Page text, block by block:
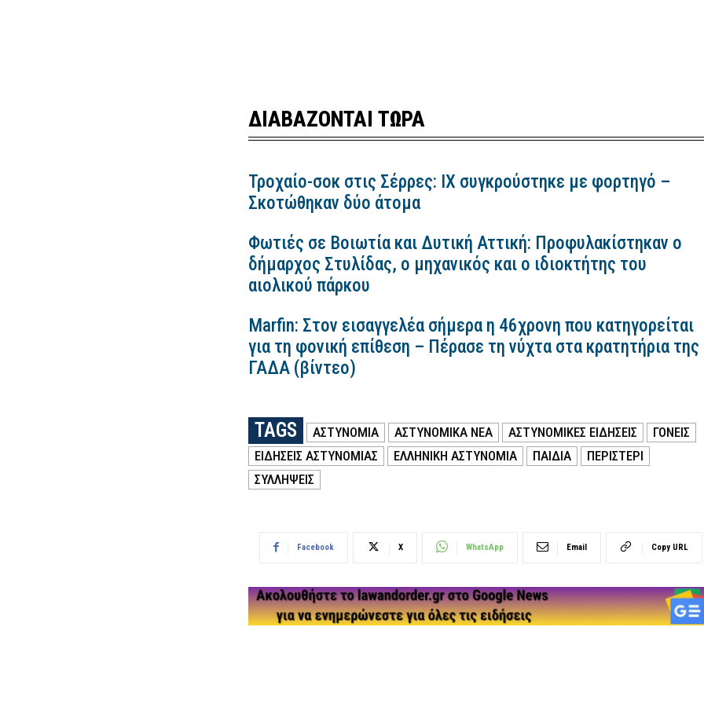
ΔΙΑΒΑΖΟΝΤΑΙ ΤΩΡΑ
Τροχαίο-σοκ στις Σέρρες: ΙΧ συγκρούστηκε με φορτηγό –
Σκοτώθηκαν δύο άτομα
Φωτιές σε Βοιωτία και Δυτική Αττική: Προφυλακίστηκαν ο
δήμαρχος Στυλίδας, ο μηχανικός και ο ιδιοκτήτης του
αιολικού πάρκου
Marfin: Στον εισαγγελέα σήμερα η 46χρονη που κατηγορείται
για τη φονική επίθεση – Πέρασε τη νύχτα στα κρατητήρια της
ΓΑΔΑ (βίντεο)
TAGS ΑΣΤΥΝΟΜΙΑ ΑΣΤΥΝΟΜΙΚΑ ΝΕΑ ΑΣΤΥΝΟΜΙΚΕΣ ΕΙΔΗΣΕΙΣ
ΓΟΝΕΙΣ
ΕΙΔΗΣΕΙΣ ΑΣΤΥΝΟΜΙΑΣ
ΕΛΛΗΝΙΚΗ ΑΣΤΥΝΟΜΙΑ ΠΑΙΔΙΑ
ΠΕΡΙΣΤΕΡΙ
ΣΥΛΛΗΨΕΙΣ
Facebook X WhatsApp Email Copy URL